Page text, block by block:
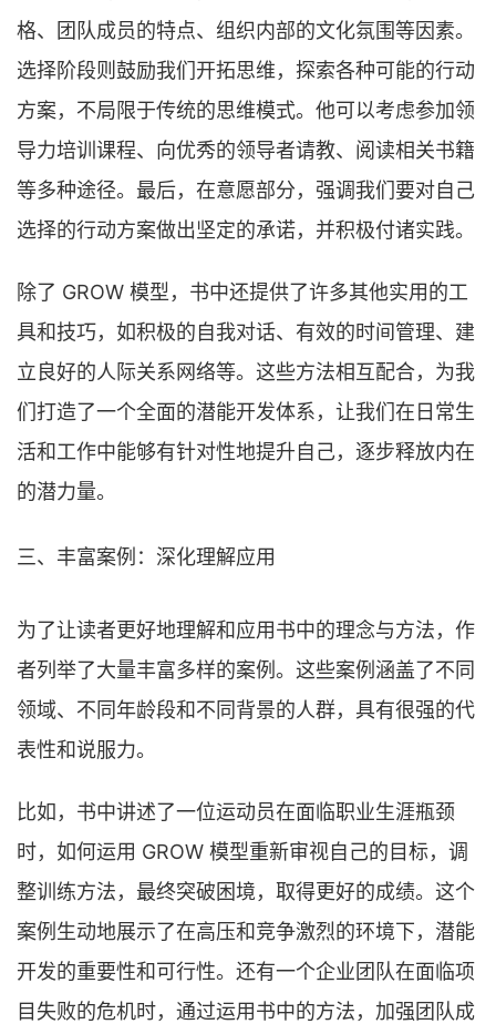
格、团队成员的特点、组织内部的文化氛围等因素。
选择阶段则鼓励我们开拓思维，探索各种可能的行动
方案，不局限于传统的思维模式。他可以考虑参加领
导力培训课程、向优秀的领导者请教、阅读相关书籍
等多种途径。最后，在意愿部分，强调我们要对自己
选择的行动方案做出坚定的承诺，并积极付诸实践。
除了 GROW 模型，书中还提供了许多其他实用的工
具和技巧，如积极的自我对话、有效的时间管理、建
立良好的人际关系网络等。这些方法相互配合，为我
们打造了一个全面的潜能开发体系，让我们在日常生
活和工作中能够有针对性地提升自己，逐步释放内在
的潜力量。
三、丰富案例：深化理解应用
为了让读者更好地理解和应用书中的理念与方法，作
者列举了大量丰富多样的案例。这些案例涵盖了不同
领域、不同年龄段和不同背景的人群，具有很强的代
表性和说服力。
比如，书中讲述了一位运动员在面临职业生涯瓶颈
时，如何运用 GROW 模型重新审视自己的目标，调
整训练方法，最终突破困境，取得更好的成绩。这个
案例生动地展示了在高压和竞争激烈的环境下，潜能
开发的重要性和可行性。还有一个企业团队在面临项
目失败的危机时，通过运用书中的方法，加强团队成